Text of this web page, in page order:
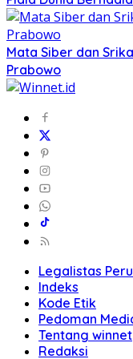
Mata Siber dan
Prabowo
Legalistas
Indeks
Kode Etik
Pedoman
Tentang winnet
Redaksi